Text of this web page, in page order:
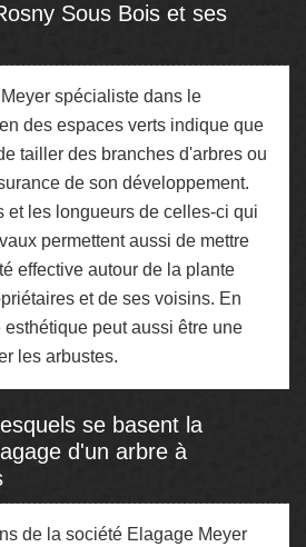
Sous Bois et ses
spécialiste dans le
des espaces verts indique que
tailler des branches d'arbres ou
de son développement.
et les longueurs de celles-ci qui
permettent aussi de mettre
effective autour de la plante
et de ses voisins. En
peut aussi être une
les arbustes.
se basent la
d'un arbre à
de la société Elagage Meyer